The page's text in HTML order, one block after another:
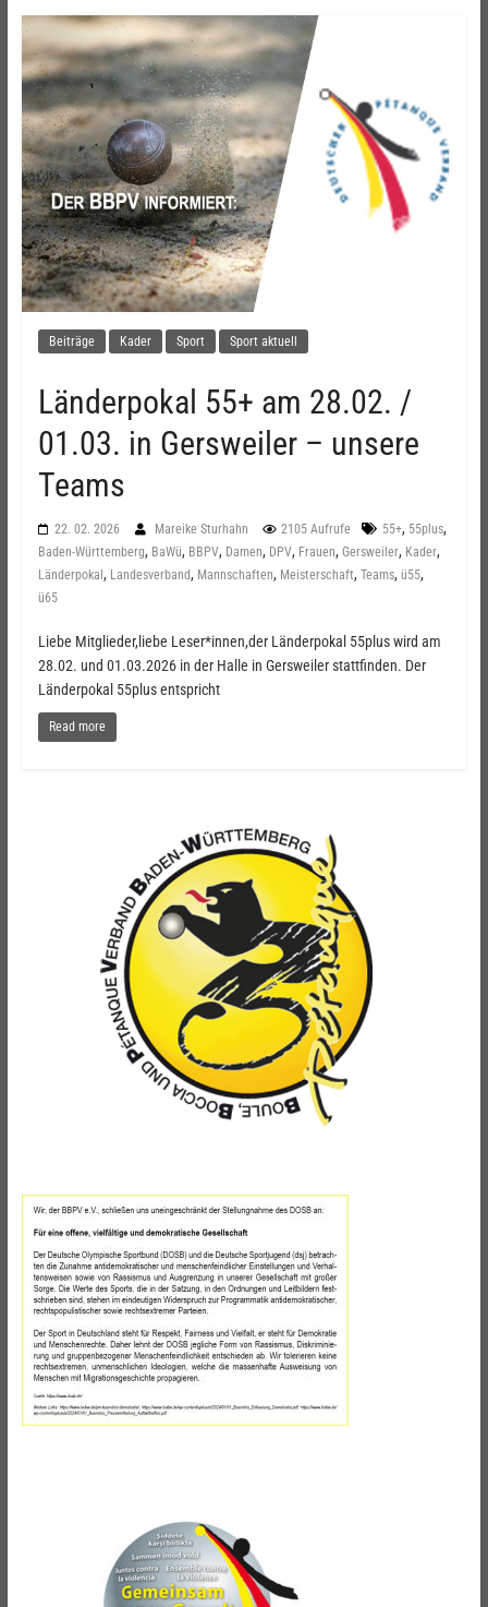
Beiträge Kader Sport Sport aktuell
Länderpokal 55+ am 28.02. /
01.03. in Gersweiler – unsere
Teams
22. 02. 2026 Mareike Sturhahn 2105 Aufrufe 55+, 55plus,
Baden-Württemberg, BaWü, BBPV, Damen, DPV, Frauen, Gersweiler, Kader,
Länderpokal , Landesverband, Mannschaften, Meisterschaft, Teams, ü55,
ü65
Liebe Mitglieder,liebe Leser*innen,der Länderpokal 55plus wird am
28.02. und 01.03.2026 in der Halle in Gersweiler stattfinden. Der
Länderpokal 55plus entspricht
Read more